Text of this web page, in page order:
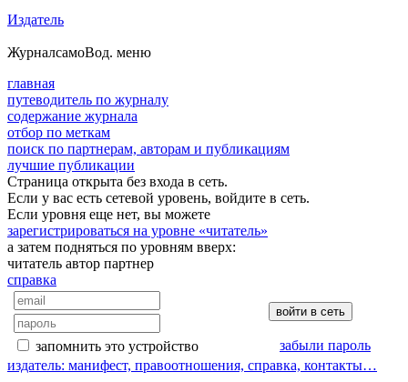
Издатель
ЖурналсамоВод. меню
главная
путеводитель по журналу
содержание журнала
отбор по меткам
поиск по партнерам, авторам и публикациям
лучшие публикации
Страница открыта без входа в сеть.
Если у вас есть сетевой уровень, войдите в сеть.
Если уровня еще нет, вы можете
зарегистрироваться на уровне «читатель»
а затем подняться по уровням вверх:
читатель автор партнер
справка
запомнить это устройство
забыли пароль
издатель: манифест, правоотношения, справка, контакты…